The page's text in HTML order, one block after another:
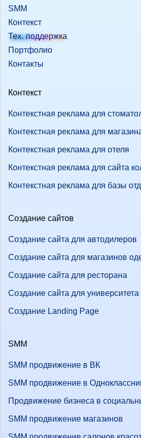
SMM
Контекст
Тех. поддержка
Портфолио
Контакты
Контекст
Контекстная реклама для
Контекстная реклама для
Контекстная реклама для отеля
Контекстная реклама для сайта
Контекстная реклама для базы
Создание сайтов
Создание сайта для автодилеров
Создание сайта для магазинов
Создание сайта для ресторана
Создание сайта для университета
Создание Landing Page
SMM
SMM продвижение в ВК
SMM продвижение в
Продвижение бизнеса в
SMM продвижение магазинов